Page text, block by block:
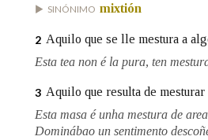
BUSCAR NO CONTIDO
Nas definicións
SINÓNIMO mixtión
2 Aquilo que se lle mestura a
Esta tea non é la pura, ten
3 Aquilo que resulta de mesturar
Esta masa é unha mestura de
Dominábao un sentimento